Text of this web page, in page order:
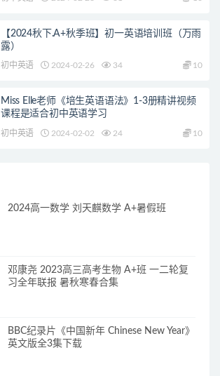
【2024秋下.A+秋季班】初一英语培训班（万雨
露）
初中英语 2024-02-26 34 10
Miss Elle老师《培生英语语法》1-3册精讲视频
课程是适合初中英语学习
初中英语 2024-02-02 24 10
2024高一数学 刘天麒数学 A+暑假班
邓康尧 2023高三高考生物 A+班 一二轮复
习全年联报 暑秋寒春合集
BBC纪录片《中国新年 Chinese New Year》
英文版全3集下载